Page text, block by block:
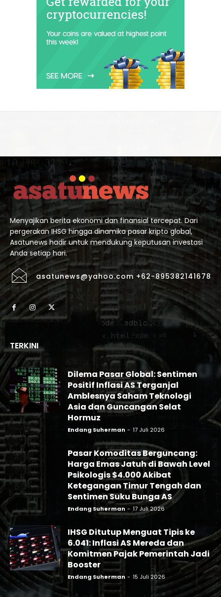
Menyajikan berita ekonomi dan finansial tercepat. Dari
pergerakan IHSG hingga dinamika pasar kripto global,
Asatunews hadir untuk mendukung keputusan investasi
Anda setiap hari.
asatunews@yahoo.com +62-895382141678
TERKINI
Dilema Pasar Global: Sentimen
Positif Inflasi AS Terganjal
Amblesnya Saham Teknologi
Asia dan Guncangan Selat
Hormuz
Endang Suherman - 17 Juli 2026
Pasar Komoditas Berguncang:
Harga Emas Jatuh di Bawah Level
Psikologis $4.000 Akibat
Ketegangan Timur Tengah dan
Sentimen Suku Bunga AS
Endang Suherman - 17 Juli 2026
IHSG Ditutup Menguat Tipis ke
6.041: Inflasi AS Mereda dan
Komitmen Pajak Pemerintah Jadi
Booster
Endang Suherman - 15 Juli 2026